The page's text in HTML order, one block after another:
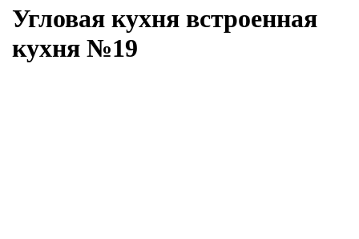
Угловая кухня встроенная
кухня №19